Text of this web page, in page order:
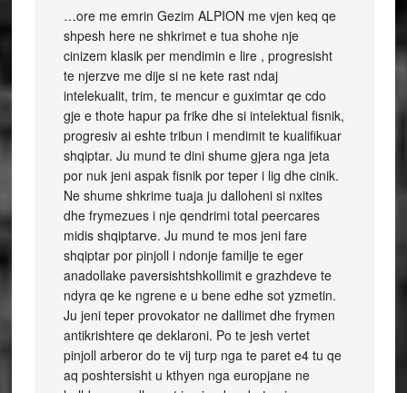
…ore me emrin Gezim ALPION me vjen keq qe
shpesh here ne shkrimet e tua shohe nje
cinizem klasik per mendimin e lire , progresisht
te njerzve me dije si ne kete rast ndaj
intelekualit, trim, te mencur e guximtar qe cdo
gje e thote hapur pa frike dhe si intelektual fisnik,
progresiv ai eshte tribun i mendimit te kualifikuar
shqiptar. Ju mund te dini shume gjera nga jeta
por nuk jeni aspak fisnik por teper i lig dhe cinik.
Ne shume shkrime tuaja ju dalloheni si nxites
dhe frymezues i nje qendrimi total peercares
midis shqiptarve. Ju mund te mos jeni fare
shqiptar por pinjoll i ndonje familje te eger
anadollake paversishtshkollimit e grazhdeve te
ndyra qe ke ngrene e u bene edhe sot yzmetin.
Ju jeni teper provokator ne dallimet dhe frymen
antikrishtere qe deklaroni. Po te jesh vertet
pinjoll arberor do te vij turp nga te paret e4 tu qe
aq poshtersisht u kthyen nga europjane ne